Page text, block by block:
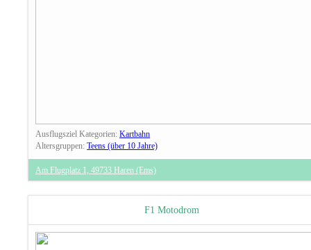
Ausflugsziel Kategorien:Kartbahn
Altersgruppen:Teens (über 10 Jahre)
Am Flugplatz 1, 49733 Haren (Ems)
F1 Motodrom